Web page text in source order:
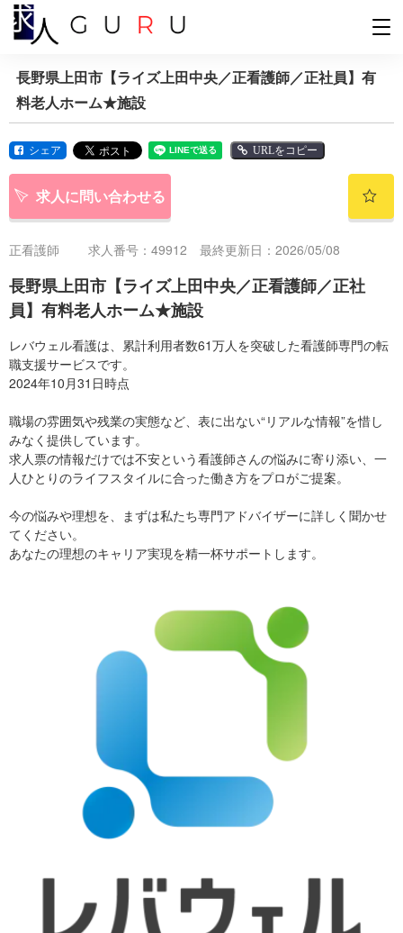
長野県上田市【ライズ上田中央／正看護師／正社員】有
料老人ホーム★施設
シェア URLをコピー
求人に問い合わせる
正看護師 求人番号：49912 最終更新日：2026/05/08
長野県上田市【ライズ上田中央／正看護師／正社
員】有料老人ホーム★施設
レバウェル看護は、累計利用者数61万人を突破した看護師専門の転
職支援サービスです。
2024年10月31日時点
職場の雰囲気や残業の実態など、表に出ない“リアルな情報”を惜し
みなく提供しています。
求人票の情報だけでは不安という看護師さんの悩みに寄り添い、一
人ひとりのライフスタイルに合った働き方をプロがご提案。
今の悩みや理想を、まずは私たち専門アドバイザーに詳しく聞かせ
てください。
あなたの理想のキャリア実現を精一杯サポートします。